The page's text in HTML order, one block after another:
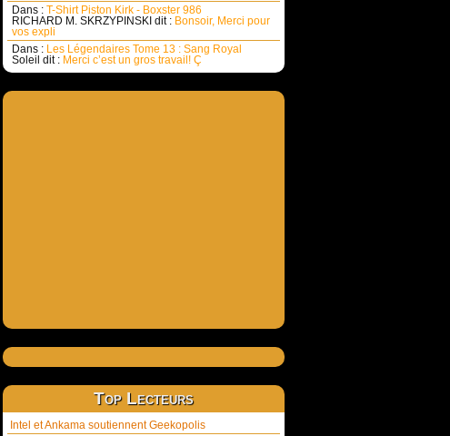
Dans : T-Shirt Piston Kirk - Boxster 986
RICHARD M. SKRZYPINSKI dit : Bonsoir, Merci pour
vos expli
Dans : Les Légendaires Tome 13 : Sang Royal
Soleil dit : Merci c’est un gros travail! Ç
Top Lecteurs
Intel et Ankama soutiennent Geekopolis